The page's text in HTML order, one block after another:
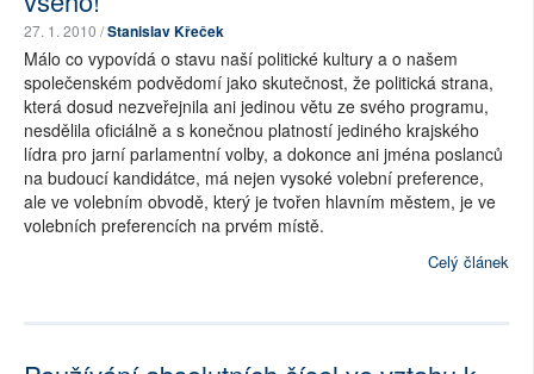
27. 1. 2010 /Stanislav Křeček
Málo co vypovídá o stavu naší politické kultury a o našem
společenském podvědomí jako skutečnost, že politická strana,
která dosud nezveřejnila ani jedinou větu ze svého programu,
nesdělila oficiálně a s konečnou platností jediného krajského
lídra pro jarní parlamentní volby, a dokonce ani jména poslanců
na budoucí kandidátce, má nejen vysoké volební preference,
ale ve volebním obvodě, který je tvořen hlavním městem, je ve
volebních preferencích na prvém místě.
Celý článek